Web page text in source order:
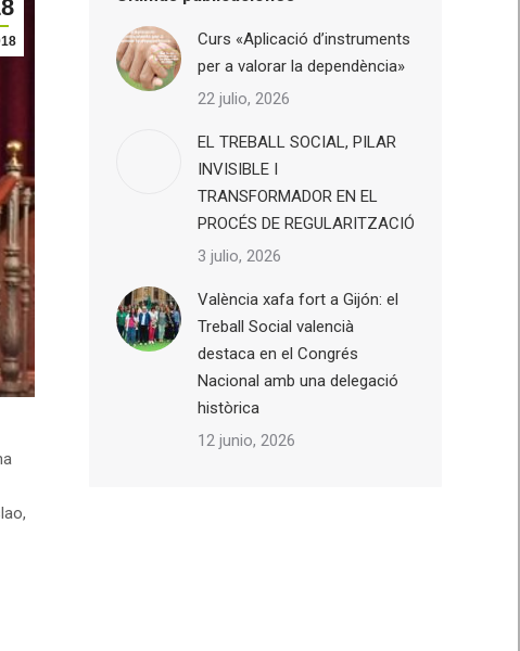
Curs «Aplicació d’instruments
per a valorar la dependència»
22 julio, 2026
EL TREBALL SOCIAL, PILAR
INVISIBLE I
TRANSFORMADOR EN EL
PROCÉS DE REGULARITZACIÓ
3 julio, 2026
València xafa fort a Gijón: el
Treball Social valencià
destaca en el Congrés
Nacional amb una delegació
històrica
12 junio, 2026